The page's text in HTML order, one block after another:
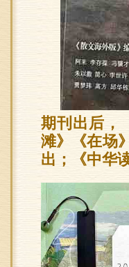
期刊出后，
滩》《在场
出；《中华